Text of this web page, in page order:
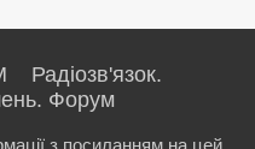
Радіозв'язок.
Форум